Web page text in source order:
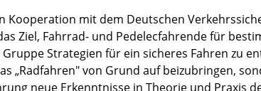
Kooperation mit dem Deutschen
Ziel, Fahrrad- und Pedelecfahrende für
Strategien für ein sicheres Fahren zu
„Radfahren" von Grund auf beizubringen,
neue Erkenntnisse in Theorie und Praxis